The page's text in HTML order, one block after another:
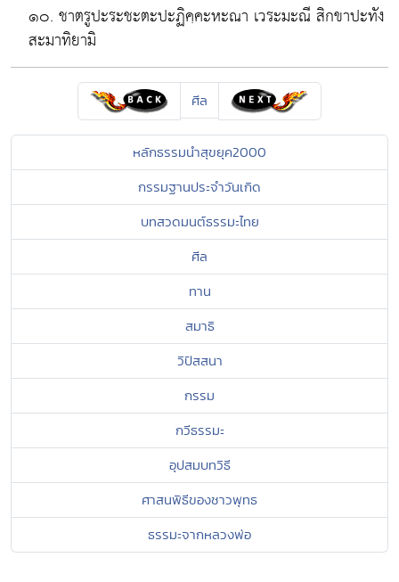
๑๐. ชาตรูปะระชะตะปะฏิคฺคะหะณา เวระมะณี สิกขาปะทัง
สะมาทิยามิ
ศีล
หลักธรรมนำสุขยุค2000
กรรมฐานประจำวันเกิด
บทสวดมนต์ธรรมะไทย
ศีล
ทาน
สมาธิ
วิปัสสนา
กรรม
กวีธรรมะ
อุปสมบทวิธี
ศาสนพิธีของชาวพุทธ
ธรรมะจากหลวงพ่อ